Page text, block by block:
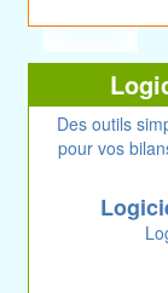
Des outils
pour vos